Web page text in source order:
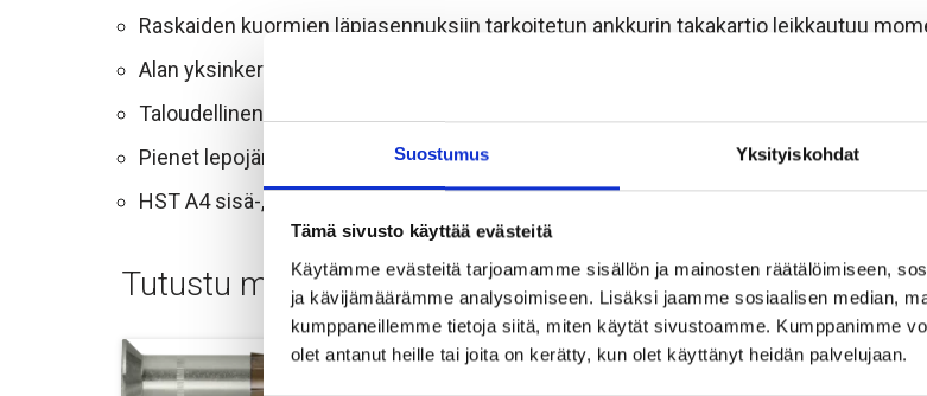
Suostumus Yksityiskohdat
Tämä sivusto käyttää evästeitä
Käytämme evästeitä tarjoamamme sisällön ja mainosten räätälöimiseen,
ja kävijämäärämme analysoimiseen. Lisäksi jaamme sosiaalisen median,
kumppaneillemme tietoja siitä, miten käytät sivustoamme. Kumppanimme
olet antanut heille tai joita on kerätty, kun olet käyttänyt heidän palvelujaan.
Raskaiden kuormien läpiasennuksiin tarkoitetun ankkurin takakartio leikkautuu
Alan yksinkertaisin, nopein ja turvallisin ratkaisu.
Taloudellinen: erikoisporanteriä tai takakartio- ja asennustyökaluja ei tarvita.
Pienet lepojännitykset mahdollistavat pienet ankkurien keskinäiset- ja
HST A4 sisä-, ulko- ja teollisuuskäyttöön.
Tutustu myös